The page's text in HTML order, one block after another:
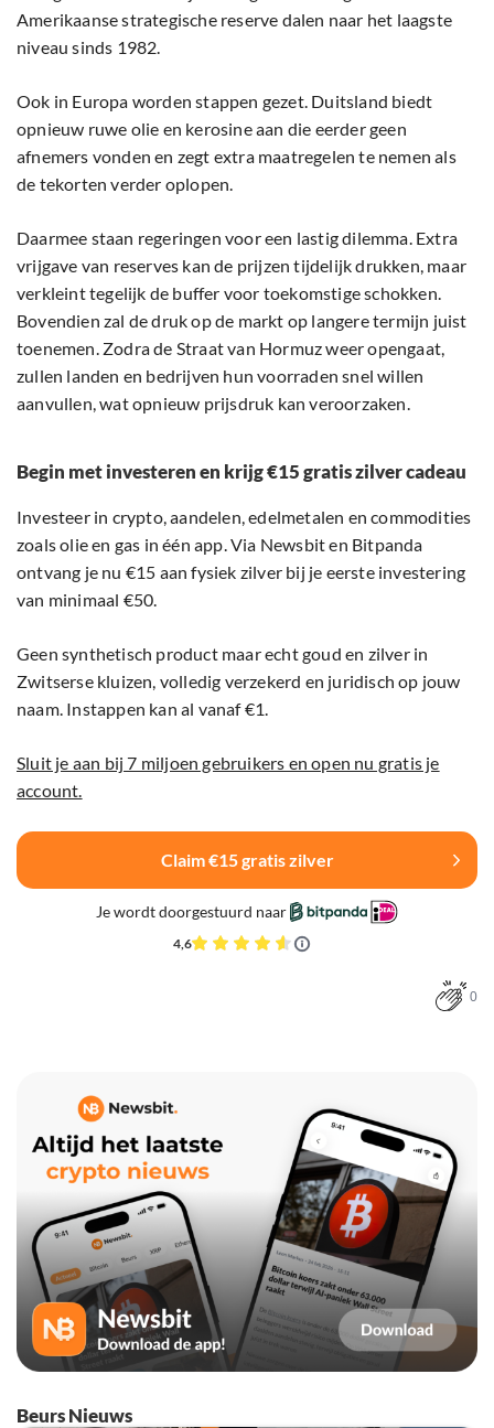
Amerikaanse strategische reserve dalen naar het laagste
niveau sinds 1982.
Ook in Europa worden stappen gezet. Duitsland biedt
opnieuw ruwe olie en kerosine aan die eerder geen
afnemers vonden en zegt extra maatregelen te nemen als
de tekorten verder oplopen.
Daarmee staan regeringen voor een lastig dilemma. Extra
vrijgave van reserves kan de prijzen tijdelijk drukken, maar
verkleint tegelijk de buffer voor toekomstige schokken.
Bovendien zal de druk op de markt op langere termijn juist
toenemen. Zodra de Straat van Hormuz weer opengaat,
zullen landen en bedrijven hun voorraden snel willen
aanvullen, wat opnieuw prijsdruk kan veroorzaken.
Begin met investeren en krijg €15 gratis zilver cadeau
Investeer in crypto, aandelen, edelmetalen en commodities
zoals olie en gas in één app. Via Newsbit en Bitpanda
ontvang je nu €15 aan fysiek zilver bij je eerste investering
van minimaal €50.
Geen synthetisch product maar echt goud en zilver in
Zwitserse kluizen, volledig verzekerd en juridisch op jouw
naam. Instappen kan al vanaf €1.
Sluit je aan bij 7 miljoen gebruikers en open nu gratis je
account.
Claim €15 gratis zilver
Je wordt doorgestuurd naar
4,6
0
Beurs Nieuws